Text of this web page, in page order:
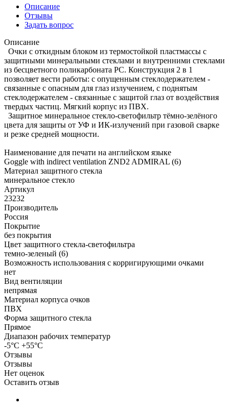
Описание
Отзывы
Задать вопрос
Описание
Очки с откидным блоком из термостойкой пластмассы с
защитными минеральными стеклами и внутренними стеклами
из бесцветного поликарбоната РС. Конструкция 2 в 1
позволяет вести работы: с опущенным стеклодержателем -
связанные с опасным для глаз излучением, с поднятым
стеклодержателем - связанные с защитой глаз от воздействия
твердых частиц. Мягкий корпус из ПВХ.
Защитное минеральное стекло-светофильтр тёмно-зелёного
цвета для защиты от УФ и ИК-излучений при газовой сварке
и резке средней мощности.
Наименование для печати на английском языке
Goggle with indirect ventilation ZND2 ADMIRAL (6)
Материал защитного стекла
минеральное стекло
Артикул
23232
Производитель
Россия
Покрытие
без покрытия
Цвет защитного стекла-светофильтра
темно-зеленый (6)
Возможность использования с корригирующими очками
нет
Вид вентиляции
непрямая
Материал корпуса очков
ПВХ
Форма защитного стекла
Прямое
Диапазон рабочих температур
-5°C +55°C
Отзывы
Отзывы
Нет оценок
Оставить отзыв